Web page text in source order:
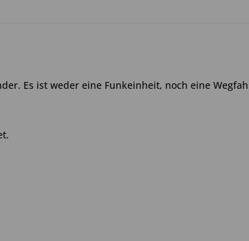
Es ist weder eine Funkeinheit, noch eine